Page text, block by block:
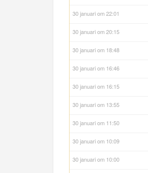
30 januari om 22:01
30 januari om 20:15
30 januari om 18:48
30 januari om 16:46
30 januari om 16:15
30 januari om 13:55
30 januari om 11:50
30 januari om 10:09
30 januari om 10:00